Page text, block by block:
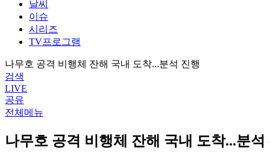
날씨
이슈
시리즈
TV프로그램
나무호 공격 비행체 잔해 국내 도착...분석 진행
검색
LIVE
공유
전체메뉴
나무호 공격 비행체 잔해 국내 도착...분석